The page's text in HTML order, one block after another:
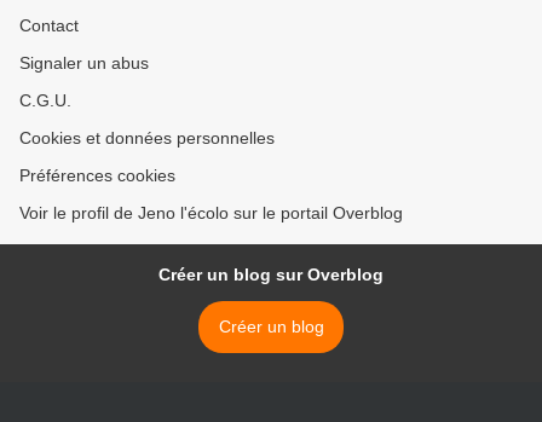
Contact
Signaler un abus
C.G.U.
Cookies et données personnelles
Préférences cookies
Voir le profil de Jeno l'écolo sur le portail Overblog
Créer un blog sur Overblog
Créer un blog